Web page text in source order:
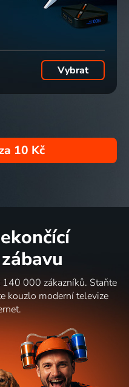
Vybrat
10 Kč
000 zákazníků. Staňte
kouzlo moderní televize